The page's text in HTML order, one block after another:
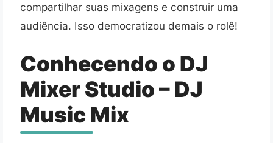
compartilhar suas mixagens e construir uma
audiência. Isso democratizou demais o rolê!
Conhecendo o DJ
Mixer Studio – DJ
Music Mix